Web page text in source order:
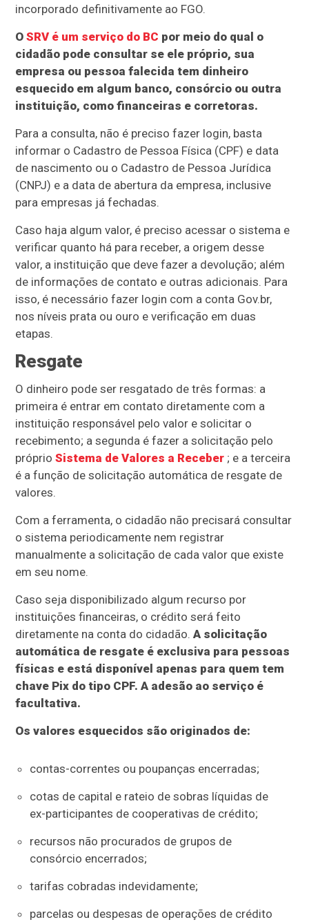
incorporado definitivamente ao FGO.
OSRV é um serviço do BC por meio do qual o
cidadão pode consultar se ele próprio, sua
empresa ou pessoa falecida tem dinheiro
esquecido em algum banco, consórcio ou outra
instituição, como financeiras e corretoras.
Para a consulta, não é preciso fazer login, basta
informar o Cadastro de Pessoa Física (CPF) e data
de nascimento ou o Cadastro de Pessoa Jurídica
(CNPJ) e a data de abertura da empresa, inclusive
para empresas já fechadas.
Caso haja algum valor, é preciso acessar o sistema e
verificar quanto há para receber, a origem desse
valor, a instituição que deve fazer a devolução; além
de informações de contato e outras adicionais. Para
isso, é necessário fazer login com a conta Gov.br,
nos níveis prata ou ouro e verificação em duas
etapas.
Resgate
O dinheiro pode ser resgatado de três formas: a
primeira é entrar em contato diretamente com a
instituição responsável pelo valor e solicitar o
recebimento; a segunda é fazer a solicitação pelo
próprioSistema de Valores a Receber ; e a terceira
é a função de solicitação automática de resgate de
valores.
Com a ferramenta, o cidadão não precisará consultar
o sistema periodicamente nem registrar
manualmente a solicitação de cada valor que existe
em seu nome.
Caso seja disponibilizado algum recurso por
instituições financeiras, o crédito será feito
diretamente na conta do cidadão.A solicitação
automática de resgate é exclusiva para pessoas
físicas e está disponível apenas para quem tem
chave Pix do tipo CPF. A adesão ao serviço é
facultativa.
Os valores esquecidos são originados de:
contas-correntes ou poupanças encerradas;
cotas de capital e rateio de sobras líquidas de
ex-participantes de cooperativas de crédito;
recursos não procurados de grupos de
consórcio encerrados;
tarifas cobradas indevidamente;
parcelas ou despesas de operações de crédito